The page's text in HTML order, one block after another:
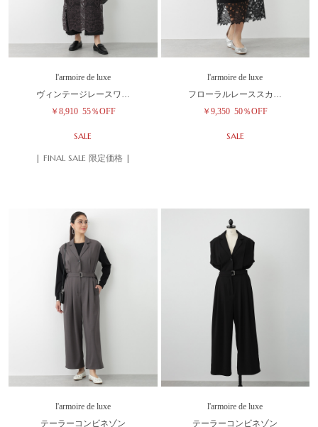
l'armoire de luxe
ヴィンテージレースワ…
￥8,910 55％OFF
SALE
| FINAL SALE 限定価格 |
l'armoire de luxe
フローラルレーススカ…
￥9,350 50％OFF
SALE
l'armoire de luxe
テーラーコンビネゾン
l'armoire de luxe
テーラーコンビネゾン